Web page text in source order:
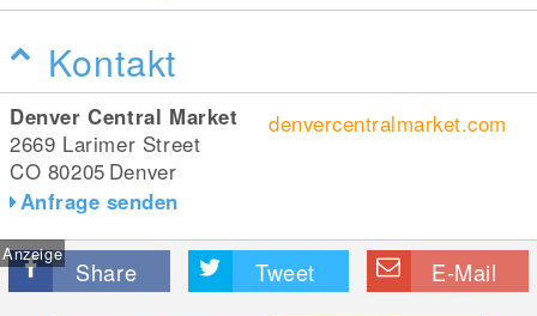
Kontakt
Denver Central Market
2669 Larimer Street
CO 80205 Denver
Anfrage senden
denvercentralmarket.com
Anzeige
Share Tweet E-Mail